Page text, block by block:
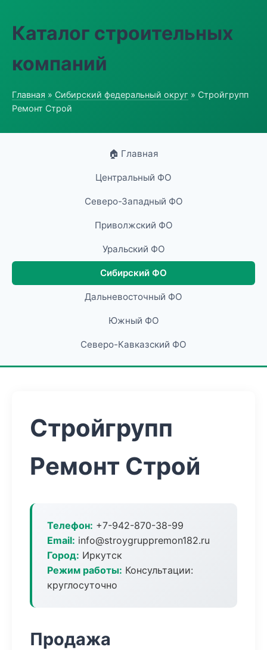
Каталог строительных
компаний
Главная » Сибирский федеральный округ » Стройгрупп
Ремонт Строй
🏠 Главная
Центральный ФО
Северо-Западный ФО
Приволжский ФО
Уральский ФО
Сибирский ФО
Дальневосточный ФО
Южный ФО
Северо-Кавказский ФО
Стройгрупп
Ремонт Строй
Телефон: +7-942-870-38-99
Email: info@stroygruppremon182.ru
Город: Иркутск
Режим работы: Консультации:
круглосуточно
Продажа